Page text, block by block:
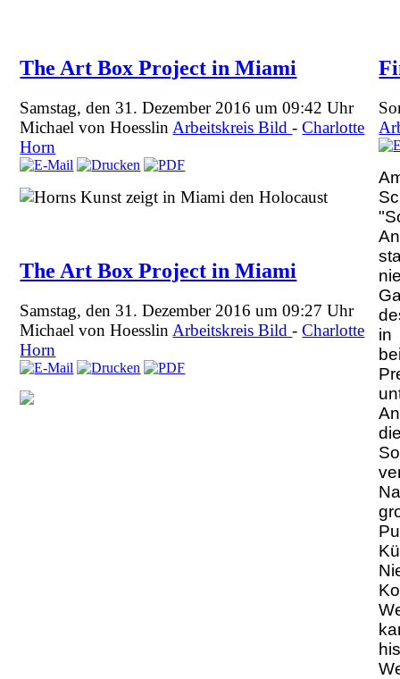
The Art Box Project in Miami
Samstag, den 31. Dezember 2016 um 09:42 Uhr
Michael von Hoesslin Arbeitskreis Bild-Charlotte
Horn
The Art Box Project in Miami
Samstag, den 31. Dezember 2016 um 09:27 Uhr
Michael von Hoesslin Arbeitskreis Bild-Charlotte
Horn
in